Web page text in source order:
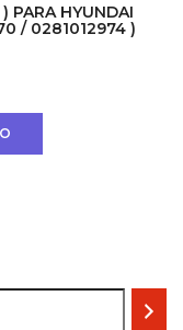
PARA HYUNDAI
/ 0281012974 )